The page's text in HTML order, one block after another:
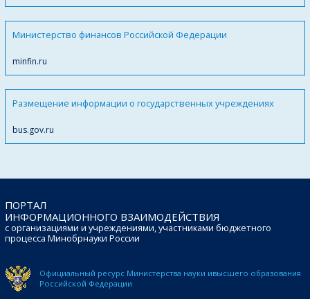
Министерство финансов Российской Федерации
minfin.ru
Размещение информации о государственных учреждениях
bus.gov.ru
ПОРТАЛ
ИНФОРМАЦИОННОГО ВЗАИМОДЕЙСТВИЯ
с организациями и учреждениями, участниками бюджетного
процесса Минобрнауки России
Официальный ресурс Министерства науки ивысшего образования
Российской Федерации